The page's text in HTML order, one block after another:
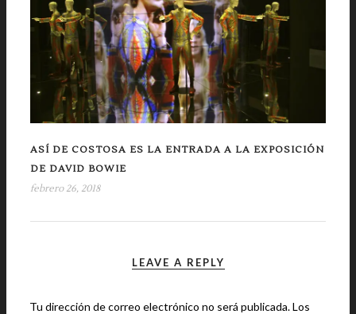
ASÍ DE COSTOSA ES LA ENTRADA A LA EXPOSICIÓN
DE DAVID BOWIE
febrero 26, 2018
LEAVE A REPLY
Tu dirección de correo electrónico no será publicada.Los